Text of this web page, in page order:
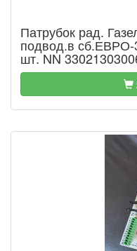
Патрубок рад.
подвод.в сб.ЕВРО-
шт. NN